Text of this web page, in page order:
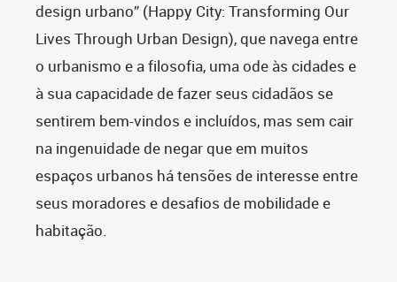
design urbano” (Happy City: Transforming Our
Lives Through Urban Design), que navega entre
o urbanismo e a filosofia, uma ode às cidades e
à sua capacidade de fazer seus cidadãos se
sentirem bem-vindos e incluídos, mas sem cair
na ingenuidade de negar que em muitos
espaços urbanos há tensões de interesse entre
seus moradores e desafios de mobilidade e
habitação.